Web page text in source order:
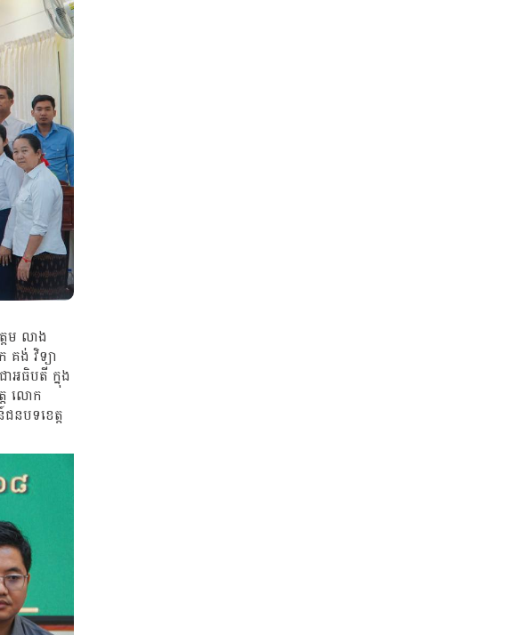
ម លាង
ង់ វិទ្យា
អធិបតី ក្នុង
ត លោក
នបទខេត្ត